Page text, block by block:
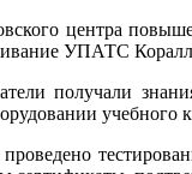
центра
УПАТС
получали
учебного